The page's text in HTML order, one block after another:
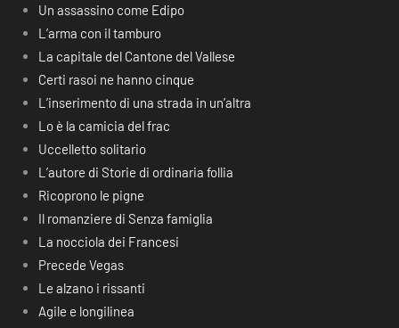
Un assassino come Edipo
L’arma con il tamburo
La capitale del Cantone del Vallese
Certi rasoi ne hanno cinque
L’inserimento di una strada in un’altra
Lo è la camicia del frac
Uccelletto solitario
L’autore di Storie di ordinaria follia
Ricoprono le pigne
Il romanziere di Senza famiglia
La nocciola dei Francesi
Precede Vegas
Le alzano i rissanti
Agile e longilinea